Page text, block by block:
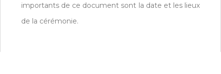
importants de ce document sont la date et les lieux
de la cérémonie.